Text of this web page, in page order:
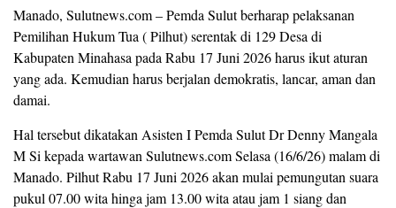
Manado, Sulutnews.com – Pemda Sulut berharap pelaksanan
Pemilihan Hukum Tua ( Pilhut) serentak di 129 Desa di
Kabupaten Minahasa pada Rabu 17 Juni 2026 harus ikut aturan
yang ada. Kemudian harus berjalan demokratis, lancar, aman dan
damai.
Hal tersebut dikatakan Asisten I Pemda Sulut Dr Denny Mangala
M Si kepada wartawan Sulutnews.com Selasa (16/6/26) malam di
Manado. Pilhut Rabu 17 Juni 2026 akan mulai pemungutan suara
pukul 07.00 wita hinga jam 13.00 wita atau jam 1 siang dan